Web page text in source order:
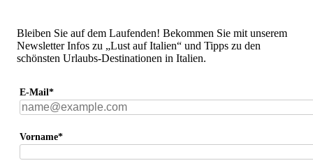
Bleiben Sie auf dem Laufenden! Bekommen Sie mit unserem
Newsletter Infos zu „Lust auf Italien“ und Tipps zu den
schönsten Urlaubs-Destinationen in Italien.
E-Mail*
Vorname*